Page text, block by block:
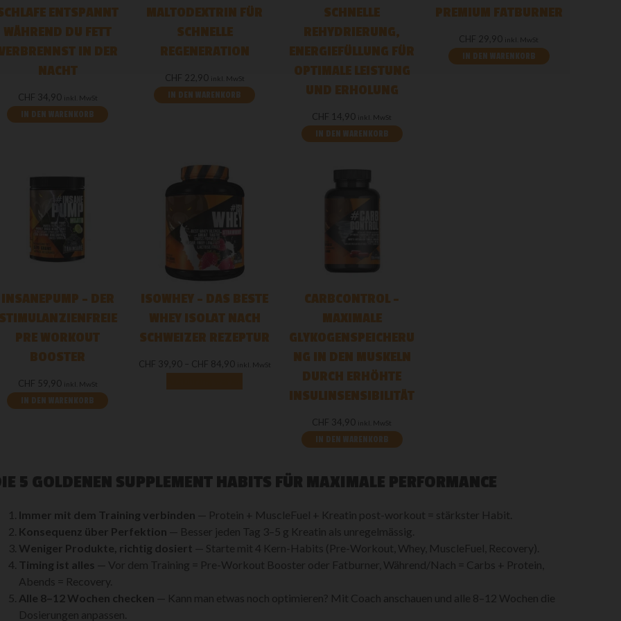
ENTSPANNT
WÄHREND DU FETT
IN DER
NACHT
CHF 34,90 inkl. MwSt
IN DEN WARENKORB
MALTODEXTRIN FÜR
SCHNELLE
REGENERATION
CHF 22,90 inkl. MwSt
IN DEN WARENKORB
SCHNELLE
REHYDRIERUNG,
ENERGIEFÜLLUNG FÜR
OPTIMALE LEISTUNG
UND ERHOLUNG
CHF 14,90 inkl. MwSt
IN DEN WARENKORB
PREMIUM FATBURNER
CHF 29,90 inkl. MwSt
IN DEN WARENKORB
INSANEPUMP – DER
PRE WORKOUT
BOOSTER
CHF 59,90 inkl. MwSt
IN DEN WARENKORB
ISOWHEY – DAS BESTE
WHEY ISOLAT NACH
SCHWEIZER REZEPTUR
CHF 39,90 – CHF 84,90 inkl. MwSt
CARBCONTROL –
MAXIMALE
GLYKOGENSPEICHERU
NG IN DEN MUSKELN
DURCH ERHÖHTE
INSULINSENSIBILITÄT
CHF 34,90 inkl. MwSt
IN DEN WARENKORB
5 GOLDENEN SUPPLEMENT HABITS FÜR MAXIMALE PERFORMANCE
Immer mit dem Training verbinden — Protein + MuscleFuel + Kreatin post-workout = stärkster Habit.
Konsequenz über Perfektion — Besser jeden Tag 3–5 g Kreatin als unregelmässig.
Weniger Produkte, richtig dosiert — Starte mit 4 Kern-Habits (Pre-Workout, Whey, MuscleFuel, Recovery).
Timing ist alles — Vor dem Training = Pre-Workout Booster oder Fatburner, Während/Nach = Carbs + Protein,
Abends = Recovery.
Alle 8–12 Wochen checken — Kann man etwas noch optimieren? Mit Coach anschauen und alle 8–12 Wochen die
Dosierungen anpassen.